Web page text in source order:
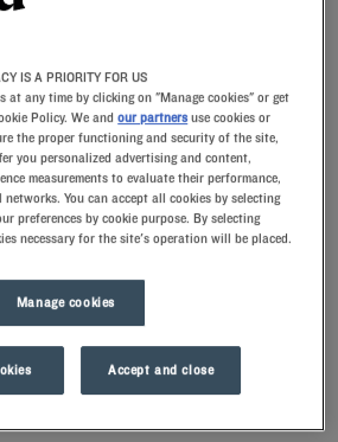
in Poitou-Charentes und suchen ein
seine komfortablen Zimmer und lädt Sie zu
zum besten Preis ein!
in Poitou-
IS A PRIORITY FOR US
at any time by clicking on "Manage cookies" or get
Policy. We andour partners use cookies or
the proper functioning and security of the site,
you personalized advertising and content,
measurements to evaluate their performance,
You can accept all cookies by selecting
preferences by cookie purpose. By selecting
necessary for the site's operation will be placed.
Manage cookies
Accept and close